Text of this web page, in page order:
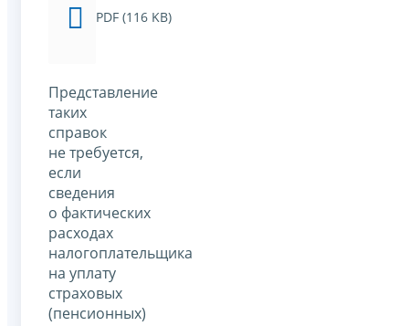
PDF (116 KB)
Представление
таких
справок
не требуется,
если
сведения
о фактических
расходах
налогоплательщика
на уплату
страховых
(пенсионных)